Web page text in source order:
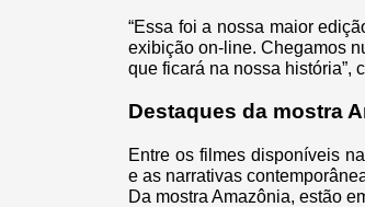
“Essa foi a nossa maior
exibição on-line. Chegamos
que ficará na nossa história”,
Destaques da mostra
Entre os filmes disponíveis
e as narrativas
Da mostra Amazônia, estão